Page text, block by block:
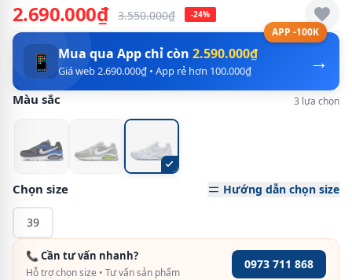
2.690.000₫ 3.550.000₫ -24%
APP -100K
→
📱 Mua qua App chỉ còn 2.590.000₫
Giá web 2.690.000₫ • App rẻ hơn 100.000₫
Màu sắc 3 lựa chọn
Chọn size Hướng dẫn chọn size
39
📞 Cần tư vấn nhanh?
Hỗ trợ chọn size • Tư vấn sản phẩm
0973 711 868